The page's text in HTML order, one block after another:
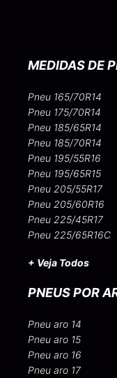
MEDIDAS DE
Pneu 165/70R14
Pneu 175/70R14
Pneu 185/65R14
Pneu 185/70R14
Pneu 195/55R16
Pneu 195/65R15
Pneu 205/55R17
Pneu 205/60R16
Pneu 225/45R17
Pneu 225/65R16C
+ Veja Todos
PNEUS POR
Pneu aro 14
Pneu aro 15
Pneu aro 16
Pneu aro 17